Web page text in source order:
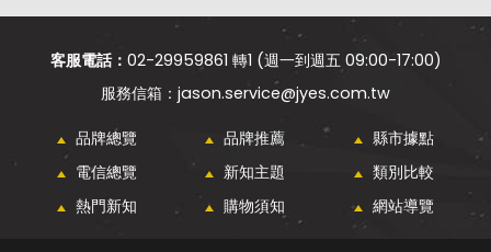
客服電話： 02-29959861 轉1 (週一到週五 09:00-17:00)
jason.service@jyes.com.tw
品牌總覽 品牌推薦
縣市據點
電信總覽
新知主題
類別比較
熱門新知
購物須知 網站導覽